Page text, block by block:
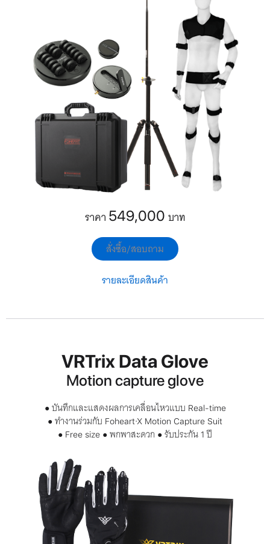
ราคา 549,000 บาท
สั่งซื้อ/สอบถาม
รายละเอียดสินค้า
VRTrix Data Glove
Motion capture glove
● บันทึกและแสดงผลการเคลื่อนไหวแบบ Real-time
● ทำงานร่วมกับ Foheart·X Motion Capture Suit
● Free size ● พกพาสะดวก ● รับประกัน 1ปี